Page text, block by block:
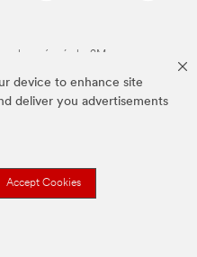
device to enhance site
deliver you advertisements
Accept Cookies
ochranné známky 3M.